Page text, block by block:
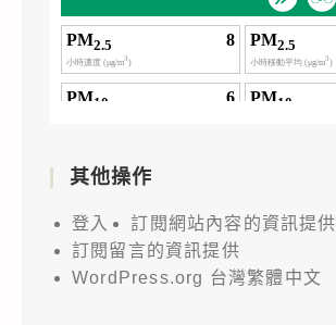
其他操作
登入
訂閱網站內容的資訊提供
訂閱留言的資訊提供
WordPress.org 台灣繁體中文